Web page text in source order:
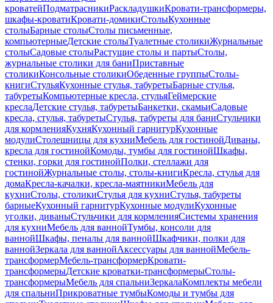
кроватейПодматрасникиРаскладушкиКровати-трансформеры,
шкафы-кроватиКровати-домикиСтолыКухонные
столыБарные столыСтолы письменные,
компьютерныеДетские столыТуалетные столикиЖурнальные
столыСадовые столыРастущие столы и партыСтолы,
журнальные столики для баниПриставные
столикиКонсольные столикиОбеденные группыСтолы-
книгиСтульяКухонные стулья, табуретыБарные стулья,
табуретыКомпьютерные кресла, стульяГеймерские
креслаДетские стулья, табуретыБанкетки, скамьиСадовые
кресла, стулья, табуретыСтулья, табуреты для баниСтульчики
для кормленияКухняКухонный гарнитурКухонные
модулиСтолешницы для кухниМебель для гостинойДиваны,
кресла для гостинойКомоды, тумбы для гостинойШкафы,
стенки, горки для гостинойПолки, стеллажи для
гостинойЖурнальные столы, столы-книгиКресла, стулья для
домаКресла-качалки, кресла-маятникиМебель для
кухниСтолы, столикиСтулья для кухниСтулья, табуреты
барныеКухонный гарнитурКухонные модулиКухонные
уголки, диваныСтульчики для кормленияСистемы хранения
для кухниМебель для ваннойТумбы, консоли для
ваннойШкафы, пеналы для ваннойШкафчики, полки для
ваннойЗеркала для ваннойАксессуары для ваннойМебель-
трансформерМебель-трансформерКровати-
трансформерыДетские кроватки-трансформерыСтолы-
трансформерыМебель для спальниЗеркалаКомплекты мебели
для спальниПрикроватные тумбыКомоды и тумбы для